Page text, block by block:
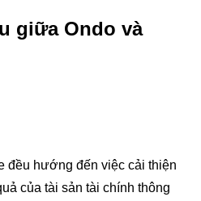
giữa Ondo và
đều hướng đến việc cải thiện
của tài sản tài chính thông